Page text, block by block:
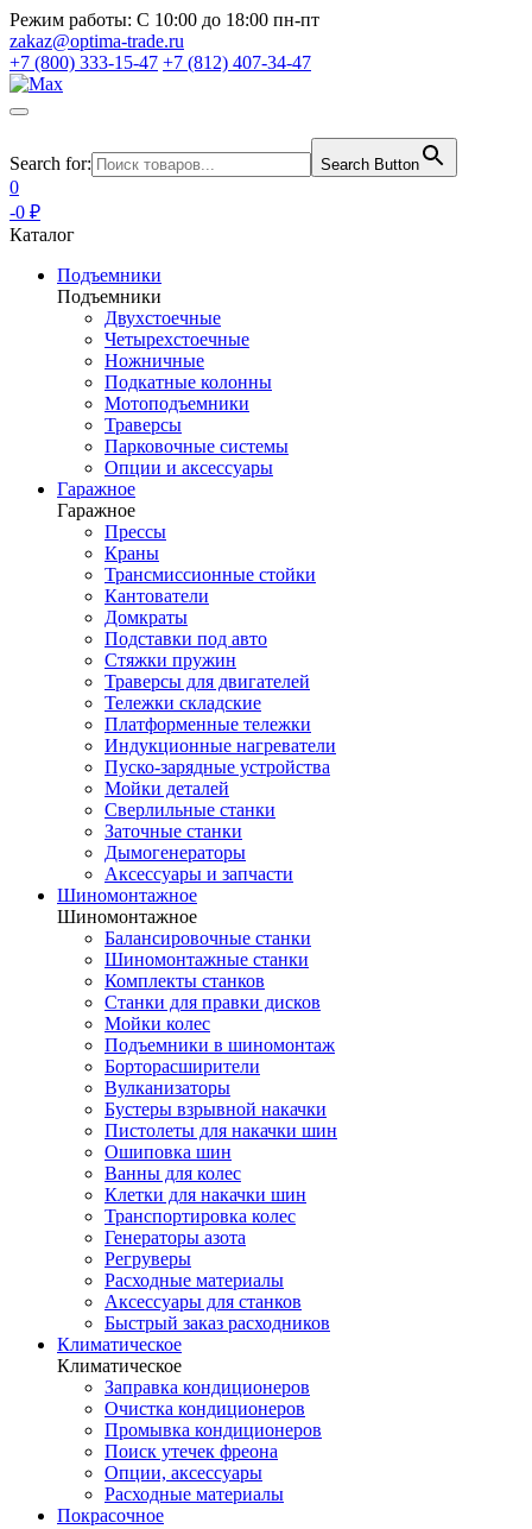
Режим работы: С 10:00 до 18:00 пн-пт
zakaz@optima-trade.ru
+7 (800) 333-15-47 +7 (812) 407-34-47
Search for: Search Button
0
-0 ₽
Каталог
Подъемники
Подъемники
Двухстоечные
Четырехстоечные
Ножничные
Подкатные колонны
Мотоподъемники
Траверсы
Парковочные системы
Опции и аксессуары
Гаражное
Гаражное
Прессы
Краны
Трансмиссионные стойки
Кантователи
Домкраты
Подставки под авто
Стяжки пружин
Траверсы для двигателей
Тележки складские
Платформенные тележки
Индукционные нагреватели
Пуско-зарядные устройства
Мойки деталей
Сверлильные станки
Заточные станки
Дымогенераторы
Аксессуары и запчасти
Шиномонтажное
Шиномонтажное
Балансировочные станки
Шиномонтажные станки
Комплекты станков
Станки для правки дисков
Мойки колес
Подъемники в шиномонтаж
Борторасширители
Вулканизаторы
Бустеры взрывной накачки
Пистолеты для накачки шин
Ошиповка шин
Ванны для колес
Клетки для накачки шин
Транспортировка колес
Генераторы азота
Регруверы
Расходные материалы
Аксессуары для станков
Быстрый заказ расходников
Климатическое
Климатическое
Заправка кондиционеров
Очистка кондиционеров
Промывка кондиционеров
Поиск утечек фреона
Опции, аксессуары
Расходные материалы
Покрасочное